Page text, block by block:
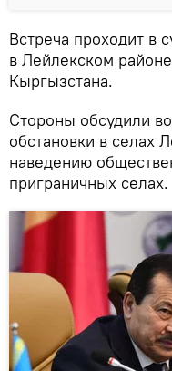
Встреча проходит в
в Лейлекском
Кыргызстана.
Стороны обсудили
обстановки в селах
наведению
приграничных селах.